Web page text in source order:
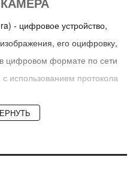
- цифровое устройство,
его оцифровку,
цифровом формате по сети
использованием протокола
реакции на